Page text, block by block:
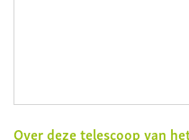
Over deze telescoop van